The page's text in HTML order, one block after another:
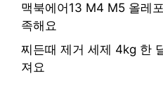
맥북에어13 M4 M5 올레
족해요
찌든때 제거 세제 4kg 한
져요